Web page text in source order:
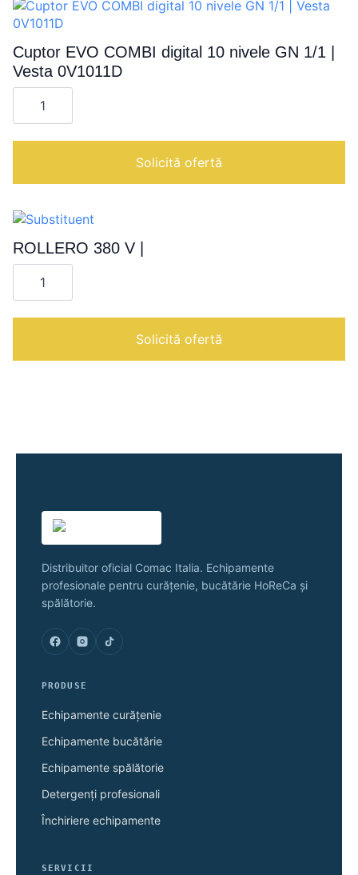
Cuptor EVO COMBI digital 10 nivele GN 1/1 |
Vesta 0V1011D
Cantitate
Cuptor
digital
GN
|
Vesta
Solicită ofertă
ROLLERO 380 V |
Cantitate
ROLLERO
380
|
Solicită ofertă
Distribuitor oficial Comac Italia. Echipamente
profesionale pentru curățenie, bucătărie HoReCa și
spălătorie.
PRODUSE
Echipamente curățenie
Echipamente bucătărie
Echipamente spălătorie
Detergenți profesionali
Închiriere echipamente
SERVICII